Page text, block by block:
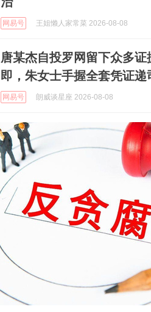
网易号 王姐懒人家常菜 2026-08-08
唐某杰自投罗网留下众多
即，朱女士手握全套凭证递
网易号 朗威谈星座 2026-08-08